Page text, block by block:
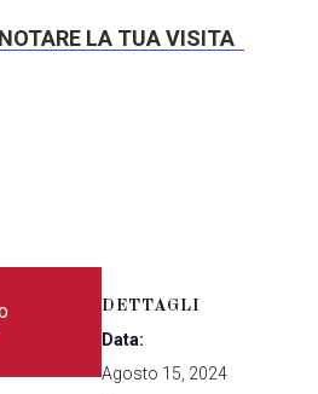
LA TUA VISITA
DETTAGLI
Data:
Agosto 15, 2024